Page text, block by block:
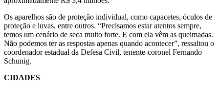
Os aparelhos são de proteção individual, como capacetes, óculos de
proteção e luvas, entre outros. “Precisamos estar atentos sempre,
temos um cenário de seca muito forte. E com ela vêm as queimadas.
Não podemos ter as respostas apenas quando acontecer”, ressaltou o
coordenador estadual da Defesa Civil, tenente-coronel Fernando
Schunig.
CIDADES